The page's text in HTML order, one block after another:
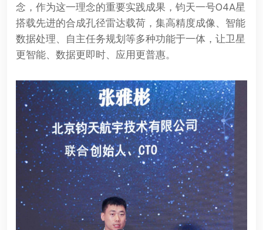
念，作为这一理念的重要实践成果，钧天一号04A星
搭载先进的合成孔径雷达载荷，集高精度成像、智能
数据处理、自主任务规划等多种功能于一体，让卫星
更智能、数据更即时、应用更普惠。